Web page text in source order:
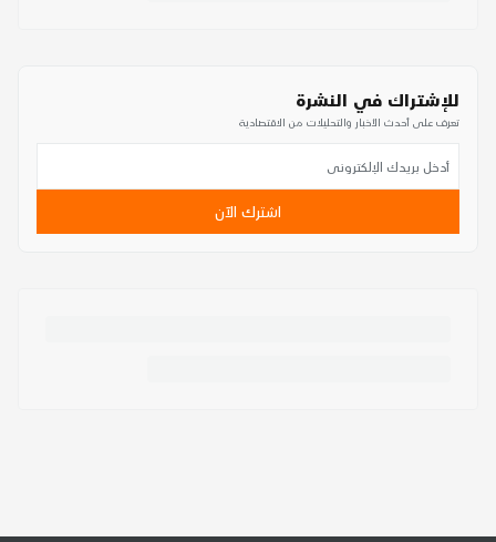
للإشتراك في النشرة
تعرف على أحدث الأخبار والتحليلات من الاقتصادية
اشترك الآن